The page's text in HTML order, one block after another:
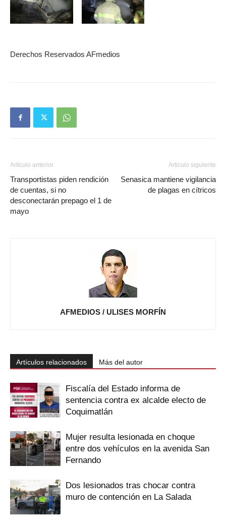
Derechos Reservados AFmedios
Artículo anterior
Transportistas piden rendición
de cuentas, si no
desconectarán prepago el 1 de
mayo
Artículo siguiente
Senasica mantiene vigilancia
de plagas en cítricos
AFMEDIOS / ULISES MORFÍN
Artículos relacionados Más del autor
Fiscalía del Estado informa de
sentencia contra ex alcalde electo de
Coquimatlán
Mujer resulta lesionada en choque
entre dos vehículos en la avenida San
Fernando
Dos lesionados tras chocar contra
muro de contención en La Salada